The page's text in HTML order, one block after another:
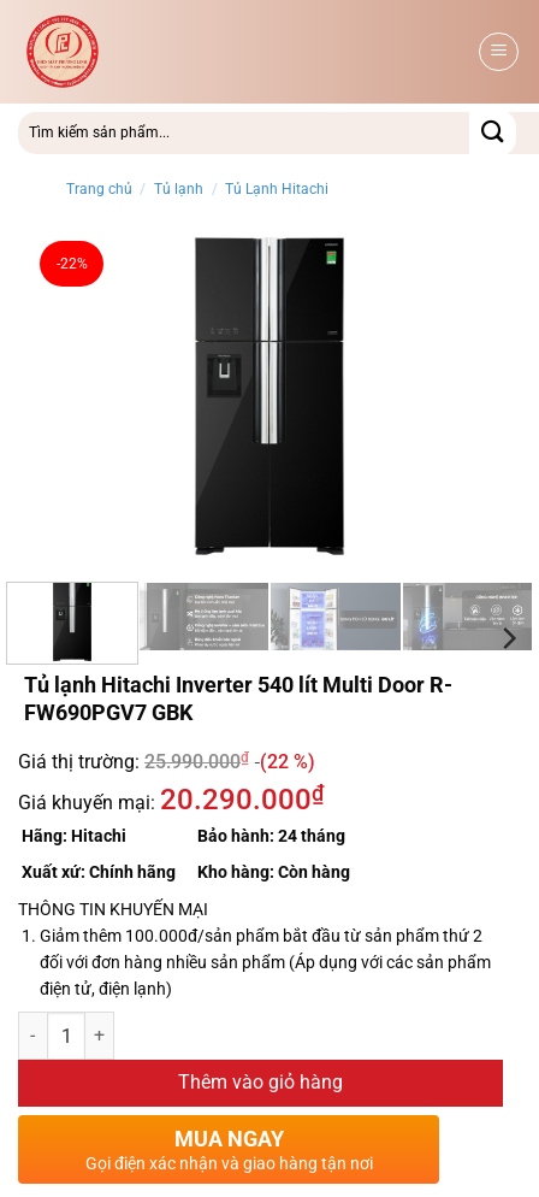
qua
dung
Trang chủ / Tủ lạnh / Tủ Lạnh Hitachi
-22%
Tủ lạnh Hitachi Inverter 540 lít Multi Door R-
FW690PGV7 GBK
Giá thị trường: 25.990.000₫
(22 %)
Giá khuyến mại: 20.290.000₫
Hãng: Hitachi
Xuất xứ: Chính hãng
Bảo hành: 24 tháng
Kho hàng: Còn hàng
THÔNG TIN KHUYẾN MẠI
Giảm thêm 100.000đ/sản phẩm bắt đầu từ sản phẩm thứ 2
đối với đơn hàng nhiều sản phẩm (Áp dụng với các sản phẩm
điện tử, điện lạnh)
Thêm vào giỏ hàng
MUA NGAY
Gọi điện xác nhận và giao hàng tận nơi